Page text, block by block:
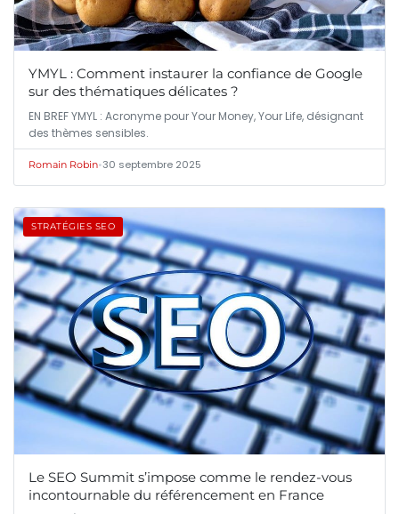
YMYL : Comment instaurer la confiance de Google
sur des thématiques délicates ?
EN BREF YMYL : Acronyme pour Your Money, Your Life, désignant
des thèmes sensibles.
Romain Robin•30 septembre 2025
STRATÉGIES SEO
Le SEO Summit s’impose comme le rendez-vous
incontournable du référencement en France